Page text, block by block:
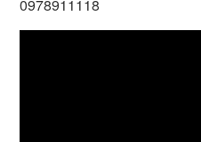
0978911118